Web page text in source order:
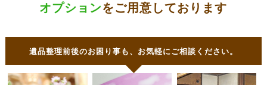
オプションをご用意しております
遺品整理前後のお困り事も、お気軽にご相談ください。